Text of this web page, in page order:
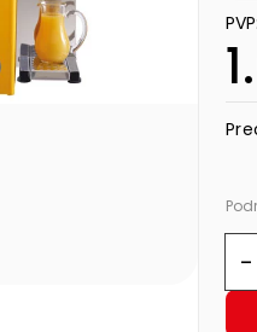
PVP: